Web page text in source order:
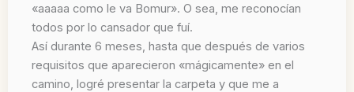
«aaaaa como le va Bomur». O sea, me reconocían
todos por lo cansador que fuí.
Así durante 6 meses, hasta que después de varios
requisitos que aparecieron «mágicamente» en el
camino, logré presentar la carpeta y que me a